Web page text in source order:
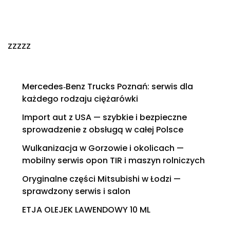
zzzzz
Mercedes‑Benz Trucks Poznań: serwis dla
każdego rodzaju ciężarówki
Import aut z USA — szybkie i bezpieczne
sprowadzenie z obsługą w całej Polsce
Wulkanizacja w Gorzowie i okolicach —
mobilny serwis opon TIR i maszyn rolniczych
Oryginalne części Mitsubishi w Łodzi —
sprawdzony serwis i salon
ETJA OLEJEK LAWENDOWY 10 ML